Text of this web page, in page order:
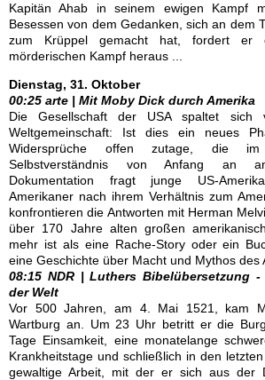
Kapitän Ahab in seinem ewigen Kampf
Besessen von dem Gedanken, sich an dem
zum Krüppel gemacht hat, fordert er
mörderischen Kampf heraus ...
Dienstag, 31. Oktober
00:25 arte | Mit Moby Dick durch Amerika
Die Gesellschaft der USA spaltet
Weltgemeinschaft: Ist dies ein neues
Widersprüche offen zutage, die im
Selbstverständnis von Anfang an
Dokumentation fragt junge US-
Amerikaner nach ihrem Verhältnis zum
konfrontieren die Antworten mit Herman
über 170 Jahre alten großen
mehr ist als eine Rache-Story oder ein
eine Geschichte über Macht und Mythos des
08:15 NDR | Luthers Bibelübersetzung
der Welt
Vor 500 Jahren, am 4. Mai 1521, kam
Wartburg an. Um 23 Uhr betritt er die
Tage Einsamkeit, eine monatelange
Krankheitstage und schließlich in den
gewaltige Arbeit, mit der er sich aus der